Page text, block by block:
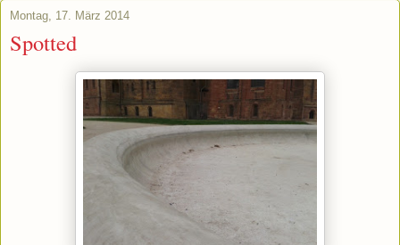
Montag, 17. März 2014
Spotted